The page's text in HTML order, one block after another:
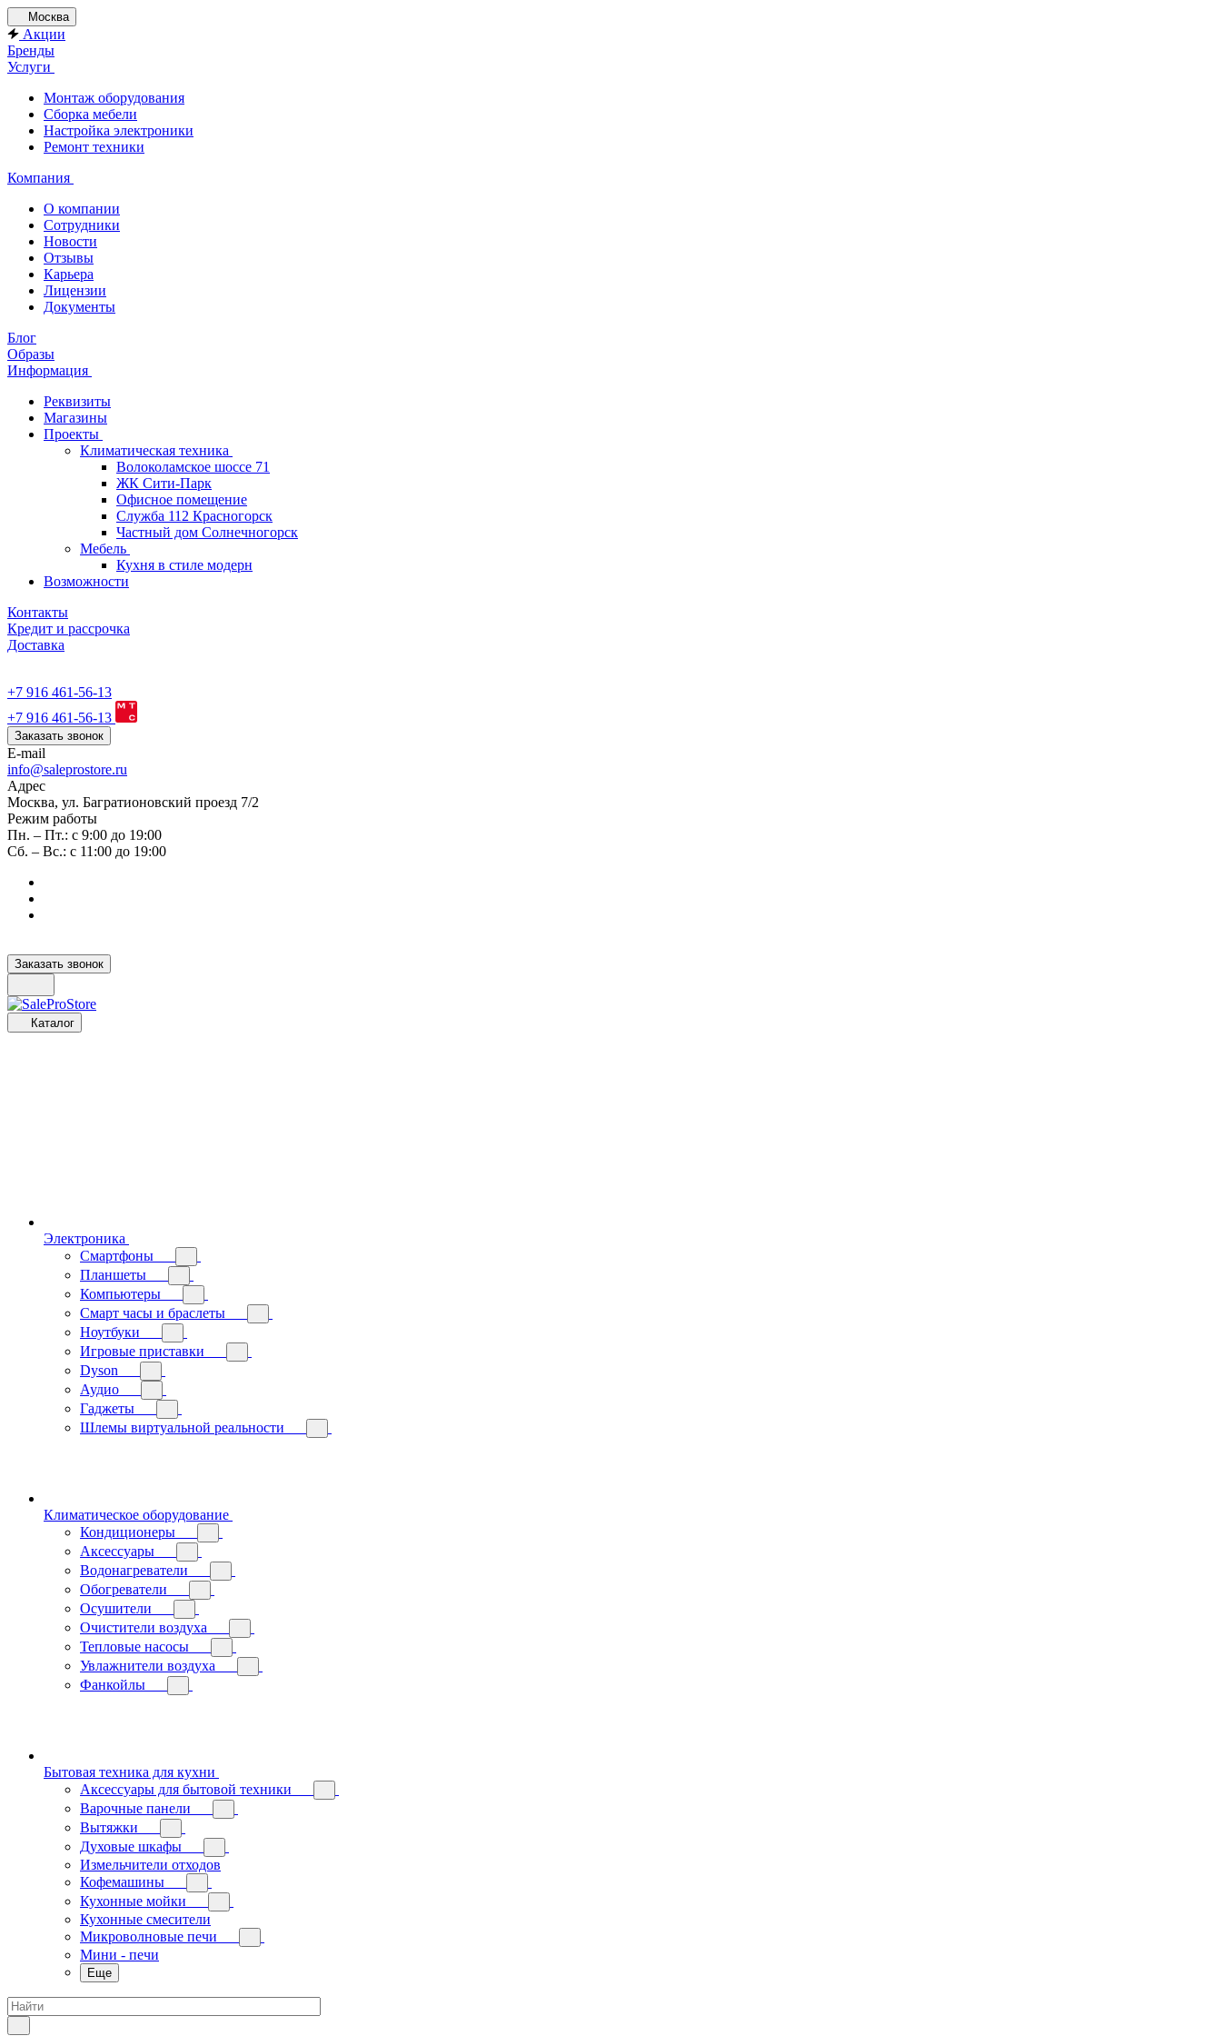
Москва
Акции
Бренды
Услуги
Монтаж оборудования
Сборка мебели
Настройка электроники
Ремонт техники
Компания
О компании
Сотрудники
Новости
Отзывы
Карьера
Лицензии
Документы
Блог
Образы
Информация
Реквизиты
Магазины
Проекты
Климатическая техника
Волоколамское шоссе 71
ЖК Сити-Парк
Офисное помещение
Служба 112 Красногорск
Частный дом Солнечногорск
Мебель
Кухня в стиле модерн
Возможности
Контакты
Кредит и рассрочка
Доставка
+7 916 461-56-13
+7 916 461-56-13
Заказать звонок
E-mail
info@saleprostore.ru
Адрес
Москва, ул. Багратионовский проезд 7/2
Режим работы
Пн. – Пт.: с 9:00 до 19:00
Сб. – Вс.: с 11:00 до 19:00
Заказать звонок
Каталог
Электроника
Смартфоны
Планшеты
Компьютеры
Смарт часы и браслеты
Ноутбуки
Игровые приставки
Dyson
Аудио
Гаджеты
Шлемы виртуальной реальности
Климатическое оборудование
Кондиционеры
Аксессуары
Водонагреватели
Обогреватели
Осушители
Очистители воздуха
Тепловые насосы
Увлажнители воздуха
Фанкойлы
Бытовая техника для кухни
Аксессуары для бытовой техники
Варочные панели
Вытяжки
Духовые шкафы
Измельчители отходов
Кофемашины
Кухонные мойки
Кухонные смесители
Микроволновые печи
Мини - печи
Еще